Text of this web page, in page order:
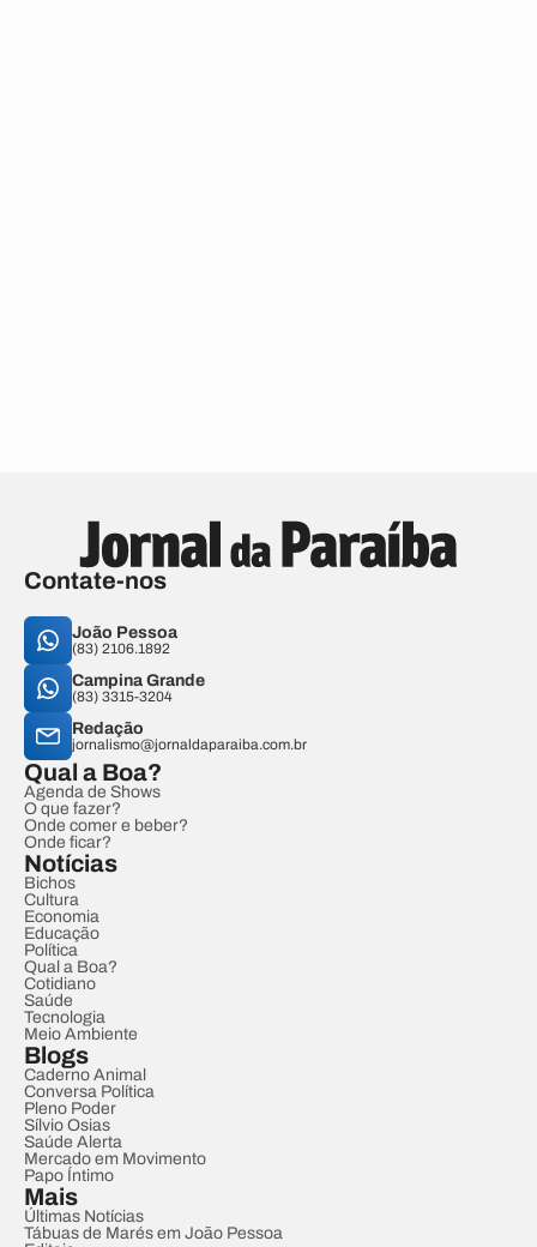
Contate-nos
João Pessoa
(83) 2106.1892
Campina Grande
(83) 3315-3204
Redação
jornalismo@jornaldaparaiba.com.br
Qual a Boa?
Agenda de Shows
O que fazer?
Onde comer e beber?
Onde ficar?
Notícias
Bichos
Cultura
Economia
Educação
Política
Qual a Boa?
Cotidiano
Saúde
Tecnologia
Meio Ambiente
Blogs
Caderno Animal
Conversa Política
Pleno Poder
Sílvio Osias
Saúde Alerta
Mercado em Movimento
Papo Íntimo
Mais
Últimas Notícias
Tábuas de Marés em João Pessoa